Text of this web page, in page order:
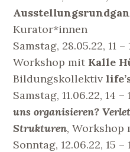
Kurator*innen
Samstag, 28.05.22, 11
Workshop mit Kalle
Bildungskollektiv
Samstag, 11.06.22, 14
uns organisieren?
Strukturen, Workshop
Sonntag, 12.06.22, 15 –